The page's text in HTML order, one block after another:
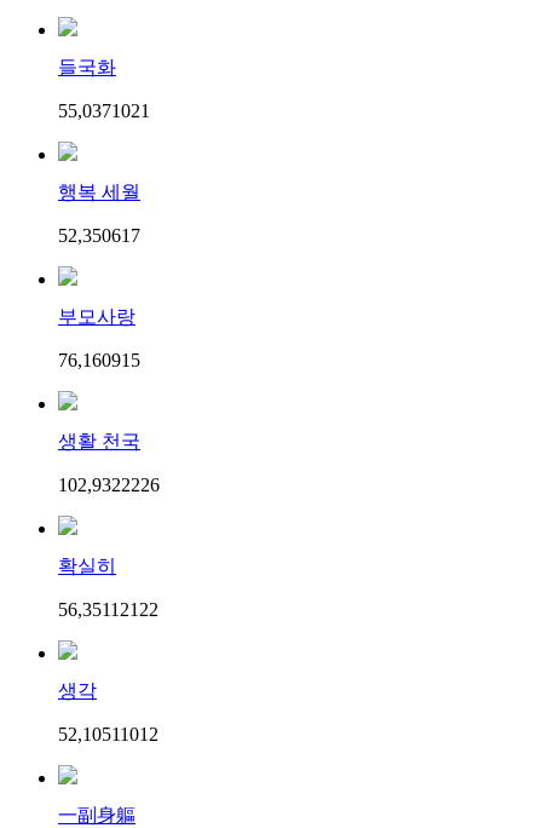
들국화
55,0371021
행복 세월
52,350617
부모사랑
76,160915
생활 천국
102,9322226
확실히
56,35112122
생각
52,10511012
一副身軀